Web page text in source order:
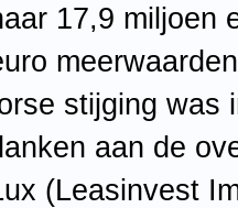
17,9 miljoen
stijging was
aan de
(Leasinvest